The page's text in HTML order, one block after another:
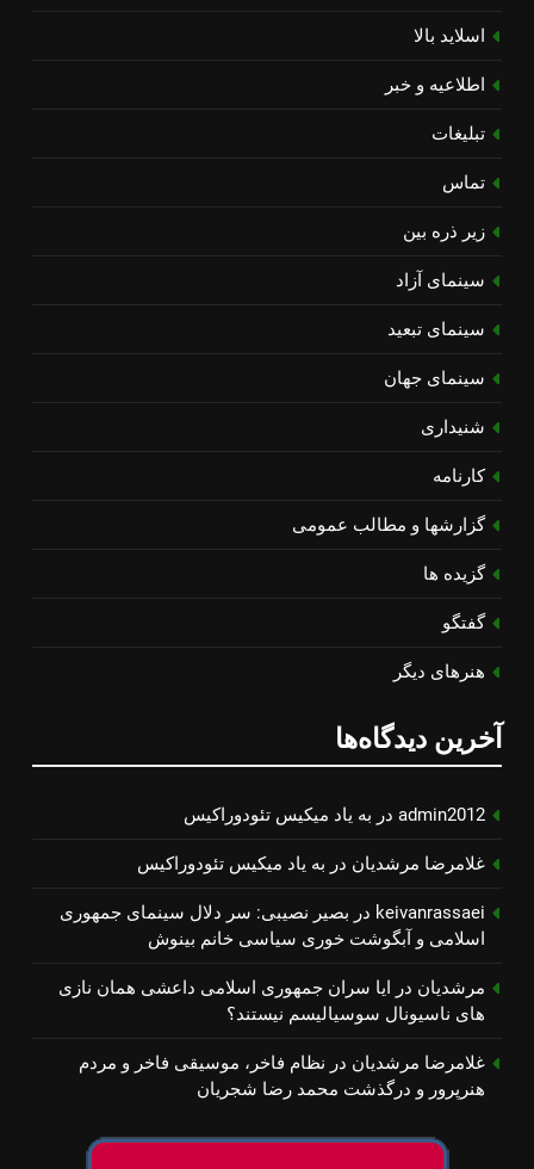
اسلاید بالا
اطلاعیه و خبر
تبلیغات
تماس
زیر ذره بین
سینمای آزاد
سینمای تبعید
سینمای جهان
شنیداری
کارنامه
گزارشها و مطالب عمومی
گزیده ها
گفتگو
هنرهای دیگر
آخرین دیدگاه‌ها
admin2012 در به یاد میكیس تئودوراكیس
غلامرضا مرشدیان در به یاد میكیس تئودوراكیس
keivanrassaei در بصیر نصیبی: سر دلال سینمای جمهوری
اسلامی و آبگوشت خوری سیاسی خانم بینوش
مرشدیان در
ایا سران جمهوری اسلامی داعشی همان نازی
های ناسیونال سوسیالیسم نیستند؟
غلامرضا مرشدیان در نظام فاخر، موسیقی فاخر و مردم
هنرپرور و درگذشت محمد رضا شجریان